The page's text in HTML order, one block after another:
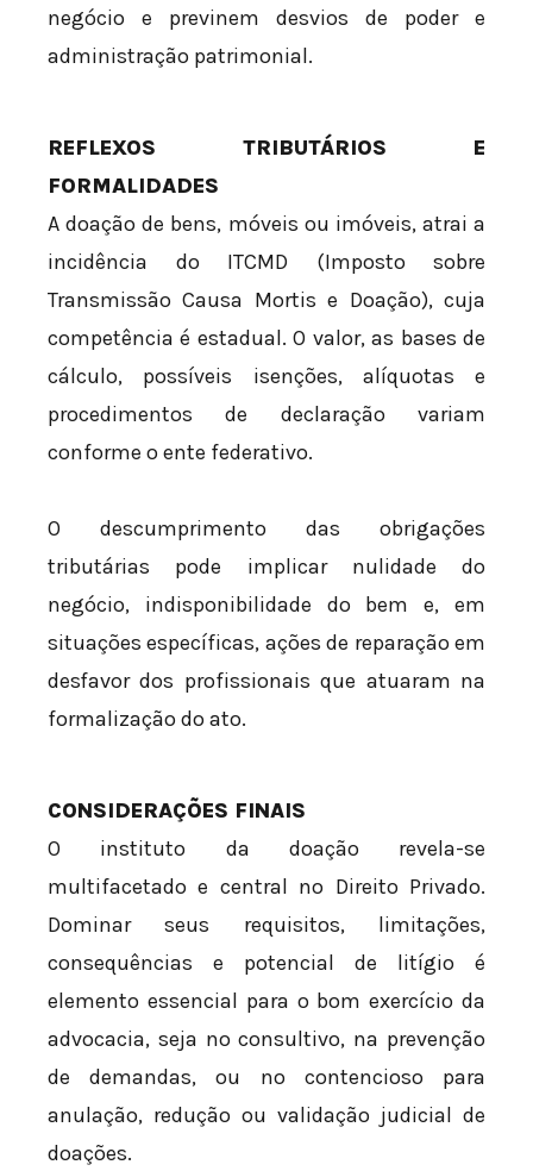
negócio e previnem desvios de poder e
administração patrimonial.
REFLEXOS TRIBUTÁRIOS E
FORMALIDADES
A doação de bens, móveis ou imóveis, atrai a
incidência do ITCMD (Imposto sobre
Transmissão Causa Mortis e Doação), cuja
competência é estadual. O valor, as bases de
cálculo, possíveis isenções, alíquotas e
procedimentos de declaração variam
conforme o ente federativo.
O descumprimento das obrigações
tributárias pode implicar nulidade do
negócio, indisponibilidade do bem e, em
situações específicas, ações de reparação em
desfavor dos profissionais que atuaram na
formalização do ato.
CONSIDERAÇÕES FINAIS
O instituto da doação revela-se
multifacetado e central no Direito Privado.
Dominar seus requisitos, limitações,
consequências e potencial de litígio é
elemento essencial para o bom exercício da
advocacia, seja no consultivo, na prevenção
de demandas, ou no contencioso para
anulação, redução ou validação judicial de
doações.